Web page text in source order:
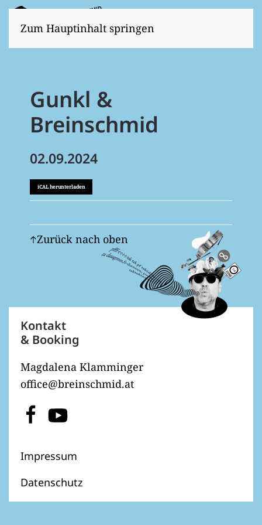
Zum Hauptinhalt springen
Gunkl &
Breinschmid
02.09.2024
iCAL herunterladen
Zurück nach oben
Kontakt
& Booking
Magdalena Klamminger
office@breinschmid.at
Impressum
Datenschutz